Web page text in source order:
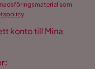
som
.
konto till Mina